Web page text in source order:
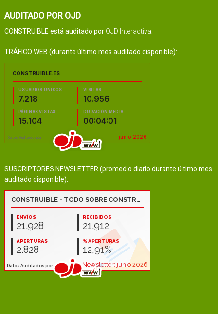
AUDITADO POR OJD
CONSTRUIBLE está auditado por OJD Interactiva
TRÁFICO WEB (durante último mes auditado disponible):
SUSCRIPTORES NEWSLETTER (promedio diario durante último mes
auditado disponible):